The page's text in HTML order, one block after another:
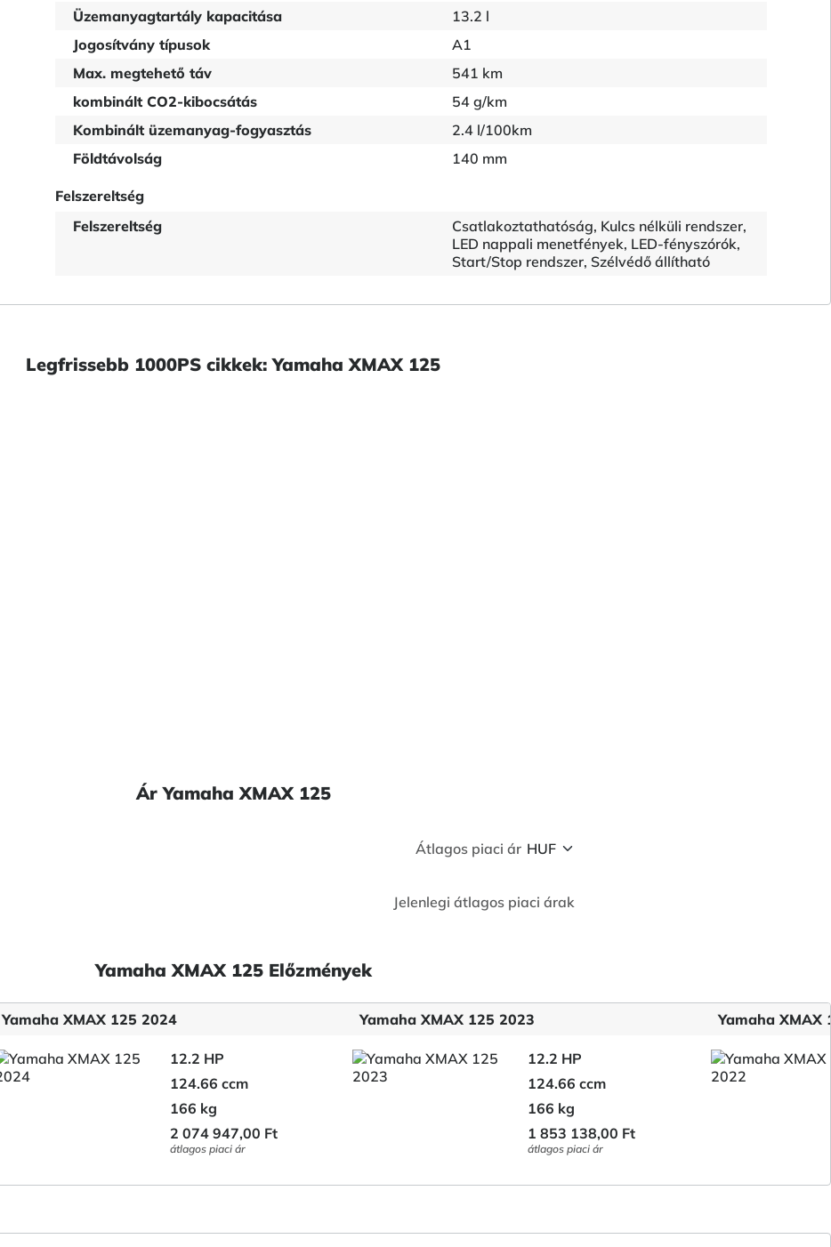
Üzemanyagtartály kapacitása
13.2 l
Jogosítvány típusok
A1
Max. megtehető táv
541 km
kombinált CO2-kibocsátás
54 g/km
Kombinált üzemanyag-fogyasztás
2.4 l/100km
Földtávolság
140 mm
Felszereltség
Felszereltség
Csatlakoztathatóság, Kulcs nélküli rendszer,
LED nappali menetfények, LED-fényszórók,
Start/Stop rendszer, Szélvédő állítható
Legfrissebb 1000PS cikkek: Yamaha XMAX 125
Ár Yamaha XMAX 125
Átlagos piaci ár
Jelenlegi átlagos piaci árak
Yamaha XMAX 125 Előzmények
Yamaha XMAX 125 2024
12.2 HP
124.66 ccm
166 kg
2 074 947,00 Ft
átlagos piaci ár
Yamaha XMAX 125 2023
12.2 HP
124.66 ccm
166 kg
1 853 138,00 Ft
átlagos piaci ár
Yamaha XMAX